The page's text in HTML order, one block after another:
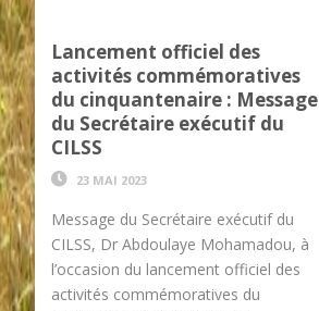
Lancement officiel des
activités commémoratives
du cinquantenaire : Message
du Secrétaire exécutif du
CILSS
23 MAI 2023
Message du Secrétaire exécutif du
CILSS, Dr Abdoulaye Mohamadou, à
l’occasion du lancement officiel des
activités commémoratives du